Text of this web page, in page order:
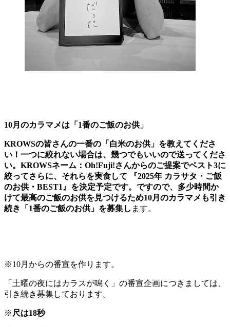
10月のカラマメは「1番のご飯のお供」
KROWSの皆さんの一番の「白米のお供」を教えてくださ
い！一つに絞れない場合は、幾つでもいいので送ってくださ
い。KROWSネーム：Oh!Fuji!さんからのご提案でベスト3に
絞ってさらに、それらを実食して 『2025年 カラサタ・ご飯
のお供・BEST1』を決定予定です。ですので、多少時間か
けて最高のご飯のお供を見つけるため10月のカラマメも引き
続き「1番のご飯のお供」を募集し ます。
※10月からの番宣を作ります。
「土曜の夜にはカラスが鳴く」の番宣企画につきましては、
引き続き募集しております。
※ 尺は18秒